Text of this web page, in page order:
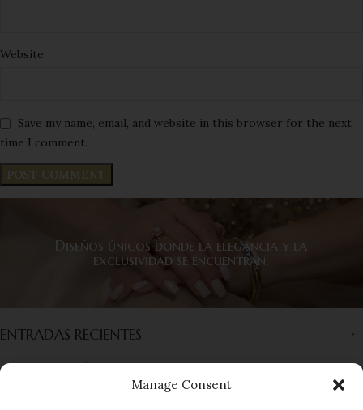
Manage Consent
Website
Save my name, email, and website in this browser for the next
time I comment.
Diseños únicos donde la elegancia y la
exclusividad se encuentran.
ENTRADAS RECIENTES
INFORMACIÓN